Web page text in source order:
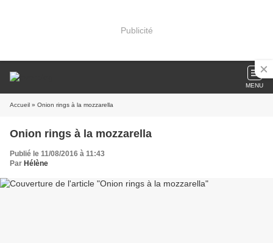
Publicité
MENU
Accueil » Onion rings à la mozzarella
Onion rings à la mozzarella
Publié le 11/08/2016 à 11:43
Par Hélène